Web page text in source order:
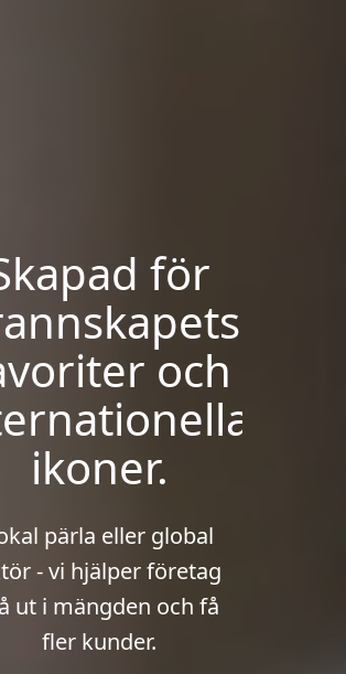
för
och
ikoner.
pärla eller global
- vi hjälper företag
ut i mängden och få
fler kunder.